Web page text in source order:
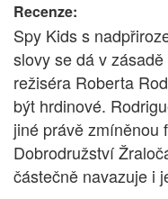
Recenze:
Spy Kids s
slovy se dá v
režiséra Roberta
být hrdinové.
jiné právě zmíněnou
Dobrodružství
částečně navazuje i